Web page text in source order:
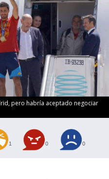
pero habría aceptado negociar
1 0 0